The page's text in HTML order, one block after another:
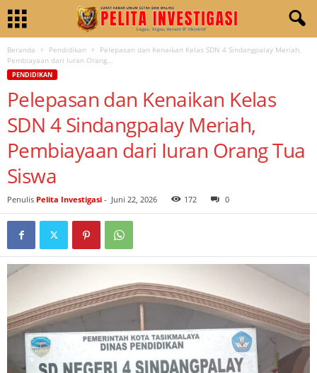
Beranda Pendidikan
Pelepasan dan Kenaikan Kelas SDN 4 Sindangpalay Meriah,
Pembiayaan dari Iuran Orang...
PENDIDIKAN
Pelepasan dan Kenaikan Kelas
SDN 4 Sindangpalay Meriah,
Pembiayaan dari Iuran Orang Tua
Siswa
Penulis Pelita Investigasi - Juni 22, 2026 172 0